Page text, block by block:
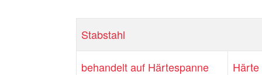
Stabstahl
behandelt auf Härtespanne